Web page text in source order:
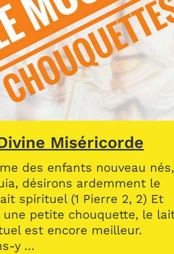
Miséricorde
des enfants nouveau nés,
désirons ardemment le
spirituel (1 Pierre 2, 2) Et
une petite chouquette, le
est encore meilleur.
y …